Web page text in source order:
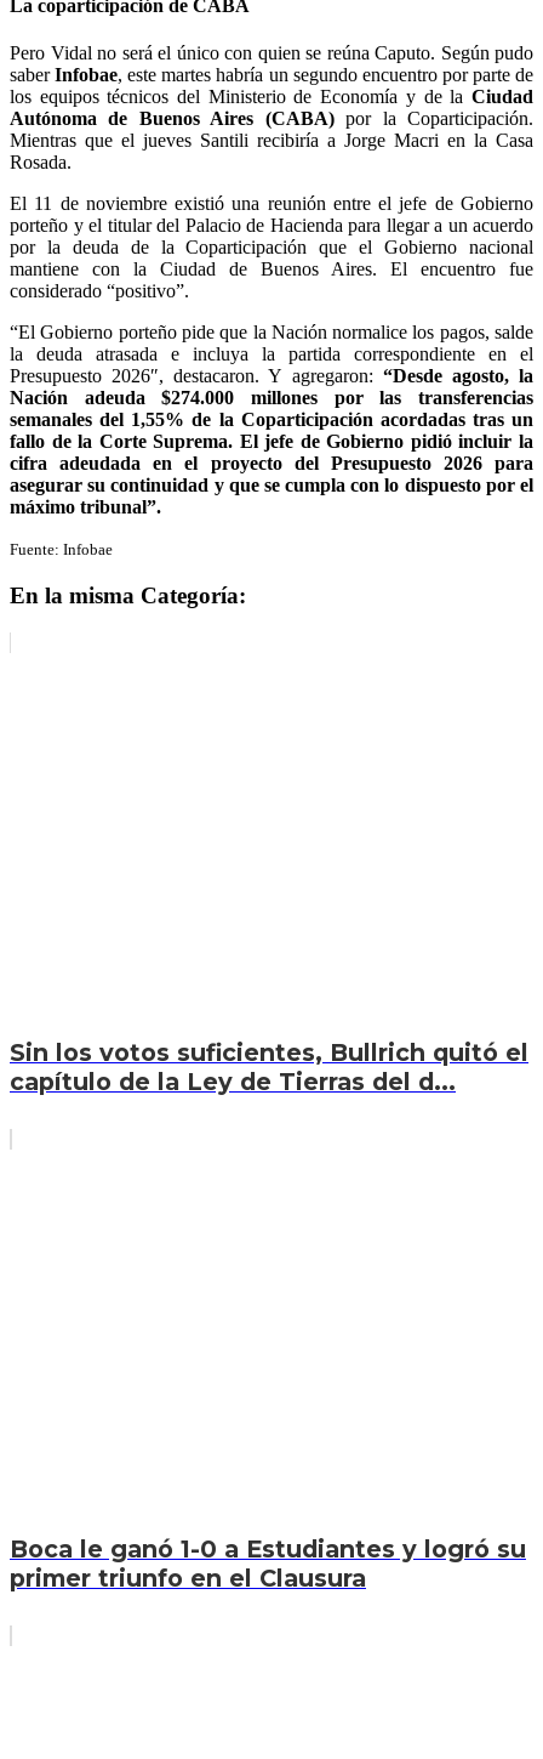
La coparticipación de CABA
Pero Vidal no será el único con quien se reúna Caputo. Según pudo
saberInfobae, este martes habría un segundo encuentro por parte de
los equipos técnicos del Ministerio de Economía y de la Ciudad
Autónoma de Buenos Aires (CABA)por la Coparticipación.
Mientras que el jueves Santili recibiría a Jorge Macri en la Casa
Rosada.
El 11 de noviembre existió una reunión entre el jefe de Gobierno
porteño y el titular del Palacio de Hacienda para llegar a un acuerdo
por la deuda de la Coparticipación que el Gobierno nacional
mantiene con la Ciudad de Buenos Aires. El encuentro fue
considerado “positivo”.
“El Gobierno porteño pide que la Nación normalice los pagos, salde
la deuda atrasada e incluya la partida correspondiente en el
Presupuesto 2026″, destacaron. Y agregaron: “Desde agosto, la
Nación adeuda $274.000 millones por las transferencias
semanales del 1,55% de la Coparticipación acordadas tras un
fallo de la Corte Suprema. El jefe de Gobierno pidió incluir la
cifra adeudada en el proyecto del Presupuesto 2026 para
asegurar su continuidad y que se cumpla con lo dispuesto por el
máximo tribunal”.
Fuente: Infobae
En la misma Categoría:
Sin los votos suficientes, Bullrich quitó el
capítulo de la Ley de Tierras del d...
Boca le ganó 1-0 a Estudiantes y logró su
primer triunfo en el Clausura